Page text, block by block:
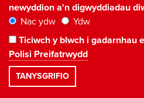
newyddion a'n digwyddiadau
Nac ydw
Ydw
Ticiwch y blwch i gadarnhau
Polisi Preifatrwydd